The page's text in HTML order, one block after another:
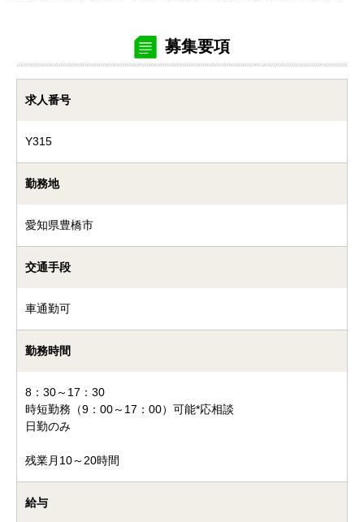
募集要項
求人番号
Y315
勤務地
愛知県豊橋市
交通手段
車通勤可
勤務時間
8：30～17：30
時短勤務（9：00～17：00）可能*応相談
日勤のみ
残業月10～20時間
給与